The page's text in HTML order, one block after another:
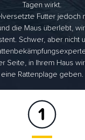
Tagen wirkt.
Futter jedoch
die Maus überlebt,
Schwer, aber nicht
Seite, in Ihrem Haus
eine Rattenplage geben.